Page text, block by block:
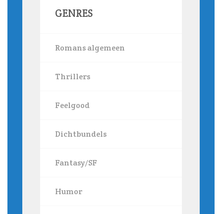
GENRES
Romans algemeen
Thrillers
Feelgood
Dichtbundels
Fantasy/SF
Humor